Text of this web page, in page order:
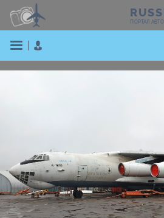
ПОРТАЛ